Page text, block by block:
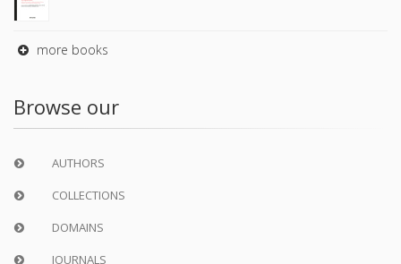
more books
Browse our
AUTHORS
COLLECTIONS
DOMAINS
JOURNALS